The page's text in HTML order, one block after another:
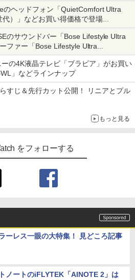
のヘッドフォン「QuietComfort Ultra
）」などお買い得価格で登場
臨場感ある音楽体験が楽しめる
のサウンドバー「Bose Lifestyle Ultra
ファー「Bose Lifestyle Ultra
得！
ーの4K液晶テレビ「ブラビア」がお買い
」などラインナップ
すじ＆先行カット公開！ リニアとプル
もっと見る
をフォローする
ーレス一眼の大特集！ 見どころ記事
ノートのiFLYTEK「AINOTE 2」は